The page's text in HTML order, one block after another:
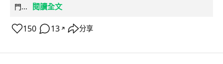
門...
閱讀全文
150 13 ↗ 分享